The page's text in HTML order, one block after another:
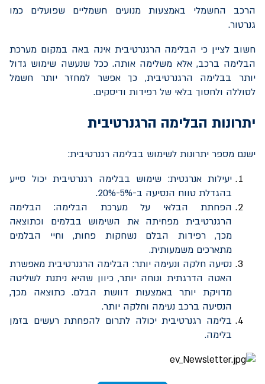
הרכב החשמלי באמצעות מנועים חשמליים שפועלים כמו
גנרטור.
חשוב לציין כי הבלימה הרגנרטיבית אינה באה במקום מערכת
הבלימה ברכב, אלא משלימה אותה. ככל שנעשה שימוש גדול
יותר בבלימה הרגנרטיבית, כך אפשר למחזר יותר חשמל
לסוללה ולחסוך בלאי של רפידות ודיסקים.
יתרונות הבלימה הרגנרטיבית
ישנם מספר יתרונות לשימוש בבלימה רגנרטיבית:
יעילות אנרגטית: שימוש בבלימה רגנרטיבית יכול סייע
בהגדלת טווח הנסיעה ב-5%-20%.
הפחתת הבלאי על מערכת הבלימה: הבלימה
הרגנרטיבית מפחיתה את השימוש בבלמים וכתוצאה
מכך, רפידות הבלם נשחקות פחות, וחיי הבלמים
מתארכים משמעותית.
נסיעה חלקה ונעימה יותר: הבלימה הרגנרטיבית מאפשרת
האטה הדרגתית ונוחה יותר, כיוון שהיא ניתנת לשליטה
מדויקת יותר באמצעות דוושת הבלם. כתוצאה מכך,
הנסיעה ברכב נעימה וחלקה יותר.
בלימה רגנרטיבית יכולה לתרום להפחתת רעשים בזמן
בלימה.